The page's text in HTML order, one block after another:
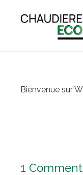
Bienvenue sur
1